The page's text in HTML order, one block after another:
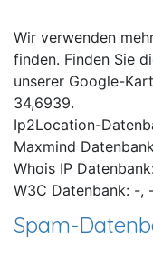
Wir verwenden
finden. Finden Sie
unserer Google-
34,6939.
Ip2Location-
Maxmind
Whois IP
W3C Datenbank: -,
Spam-